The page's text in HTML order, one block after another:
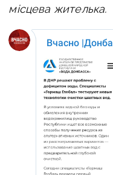
місцева жителька.